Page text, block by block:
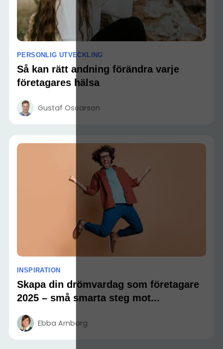
PERSONLIG UTVECKLING
Så kan rätt andning förändra varje
företagares hälsa
Gustaf Oscarson
INSPIRATION
Skapa din drömvardag som företagare
2025 – små smarta steg mot...
Ebba Arnborg